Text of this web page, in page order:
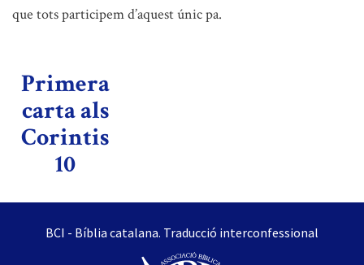
que tots participem d’aquest únic pa.
Primera
carta als
Corintis
10
BCI - Bíblia catalana. Traducció interconfessional